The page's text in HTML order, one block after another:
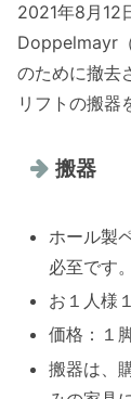
2021年8月12
Doppelmayr
のために撤去
リフトの搬器
搬器
ホール製
必至です。
お１人様
価格：１
搬器は、